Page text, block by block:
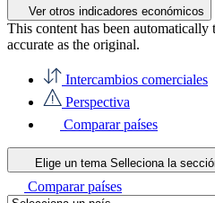
Ver otros indicadores económicos
This content has been automatically
accurate as the original.
Intercambios comerciales
Perspectiva
Comparar países
Elige un tema Selleciona la
Comparar países